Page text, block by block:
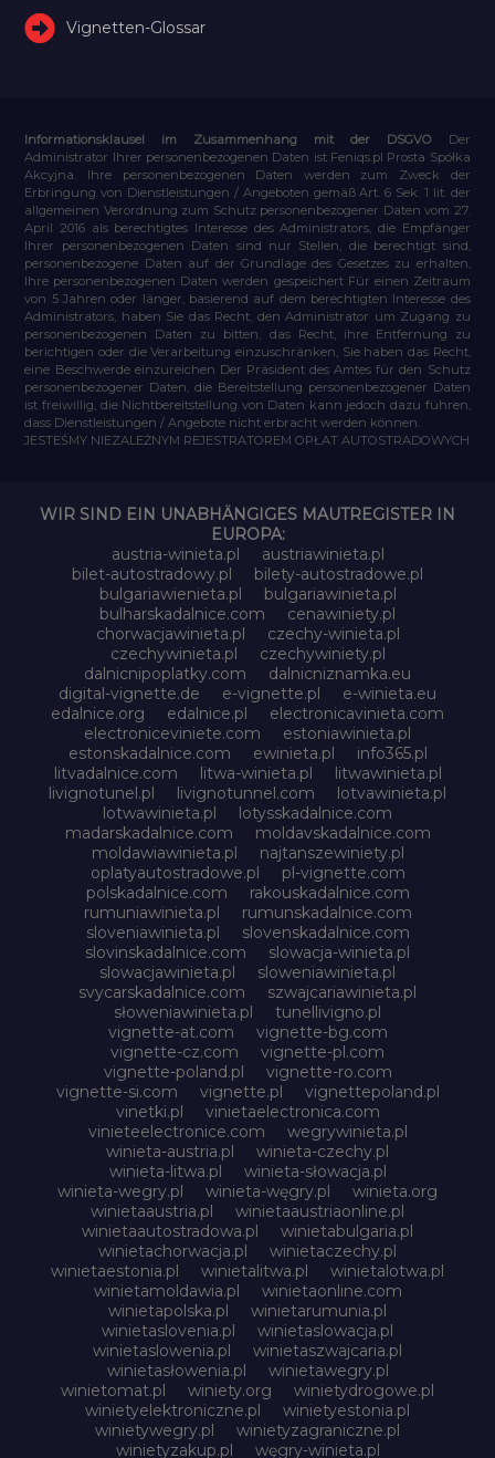
Vignetten-Glossar
Informationsklausel im Zusammenhang mit der DSGVO
Der
Administrator Ihrer personenbezogenen Daten ist Feniqs.pl Prosta Spółka
Akcyjna. Ihre personenbezogenen Daten werden zum Zweck der
Erbringung von Dienstleistungen / Angeboten gemäß Art. 6 Sek. 1 lit. der
allgemeinen Verordnung zum Schutz personenbezogener Daten vom 27.
April 2016 als berechtigtes Interesse des Administrators, die Empfänger
Ihrer personenbezogenen Daten sind nur Stellen, die berechtigt sind,
personenbezogene Daten auf der Grundlage des Gesetzes zu erhalten,
Ihre personenbezogenen Daten werden gespeichert Für einen Zeitraum
von 5 Jahren oder länger, basierend auf dem berechtigten Interesse des
Administrators, haben Sie das Recht, den Administrator um Zugang zu
personenbezogenen Daten zu bitten, das Recht, ihre Entfernung zu
berichtigen oder die Verarbeitung einzuschränken, Sie haben das Recht,
eine Beschwerde einzureichen Der Präsident des Amtes für den Schutz
personenbezogener Daten, die Bereitstellung personenbezogener Daten
ist freiwillig, die Nichtbereitstellung von Daten kann jedoch dazu führen,
dass Dienstleistungen / Angebote nicht erbracht werden können.
JESTEŚMY NIEZALEŻNYM REJESTRATOREM OPŁAT AUTOSTRADOWYCH
WIR SIND EIN UNABHÄNGIGES MAUTREGISTER IN
EUROPA:
austria-winieta.pl
austriawinieta.pl
bilet-autostradowy.pl
bilety-autostradowe.pl
bulgariawienieta.pl
bulgariawinieta.pl
bulharskadalnice.com
cenawiniety.pl
chorwacjawinieta.pl
czechy-winieta.pl
czechywinieta.pl
czechywiniety.pl
dalnicnipoplatky.com
dalnicniznamka.eu
digital-vignette.de
e-vignette.pl
e-winieta.eu
edalnice.org
edalnice.pl
electronicavinieta.com
electroniceviniete.com
estoniawinieta.pl
estonskadalnice.com
ewinieta.pl
info365.pl
litvadalnice.com
litwa-winieta.pl
litwawinieta.pl
livignotunel.pl
livignotunnel.com
lotvawinieta.pl
lotwawinieta.pl
lotysskadalnice.com
madarskadalnice.com
moldavskadalnice.com
moldawiawinieta.pl
najtanszewiniety.pl
oplatyautostradowe.pl
pl-vignette.com
polskadalnice.com
rakouskadalnice.com
rumuniawinieta.pl
rumunskadalnice.com
sloveniawinieta.pl
slovenskadalnice.com
slovinskadalnice.com
slowacja-winieta.pl
slowacjawinieta.pl
sloweniawinieta.pl
svycarskadalnice.com
szwajcariawinieta.pl
słoweniawinieta.pl
tunellivigno.pl
vignette-at.com
vignette-bg.com
vignette-cz.com
vignette-pl.com
vignette-poland.pl
vignette-ro.com
vignette-si.com
vignette.pl
vignettepoland.pl
vinetki.pl
vinietaelectronica.com
vinieteelectronice.com
wegrywinieta.pl
winieta-austria.pl
winieta-czechy.pl
winieta-litwa.pl
winieta-słowacja.pl
winieta-wegry.pl
winieta-węgry.pl
winieta.org
winietaaustria.pl
winietaaustriaonline.pl
winietaautostradowa.pl
winietabulgaria.pl
winietachorwacja.pl
winietaczechy.pl
winietaestonia.pl
winietalitwa.pl
winietalotwa.pl
winietamoldawia.pl
winietaonline.com
winietapolska.pl
winietarumunia.pl
winietaslovenia.pl
winietaslowacja.pl
winietaslowenia.pl
winietaszwajcaria.pl
winietasłowenia.pl
winietawegry.pl
winietomat.pl
winiety.org
winietydrogowe.pl
winietyelektroniczne.pl
winietyestonia.pl
winietywegry.pl
winietyzagraniczne.pl
winietyzakup.pl
węgry-winieta.pl